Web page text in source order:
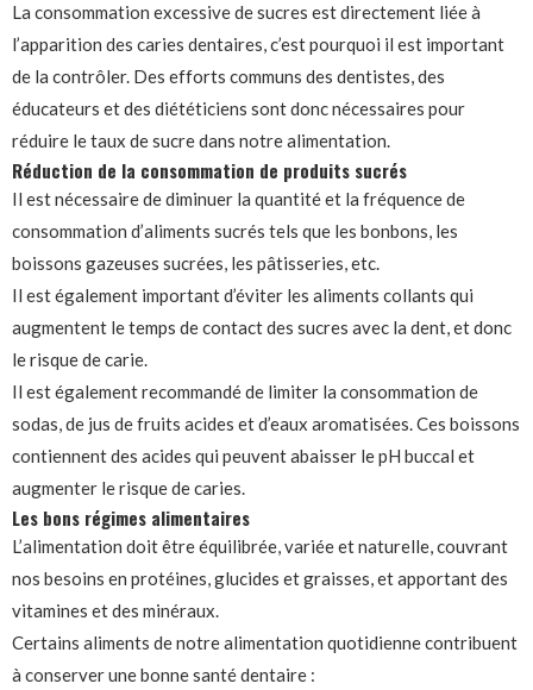
La consommation excessive de sucres est directement liée à
l’apparition des caries dentaires, c’est pourquoi il est important
de la contrôler. Des efforts communs des dentistes, des
éducateurs et des diététiciens sont donc nécessaires pour
réduire le taux de sucre dans notre alimentation.
Réduction de la consommation de produits sucrés
Il est nécessaire de diminuer la quantité et la fréquence de
consommation d’aliments sucrés tels que les bonbons, les
boissons gazeuses sucrées, les pâtisseries, etc.
Il est également important d’éviter les aliments collants qui
augmentent le temps de contact des sucres avec la dent, et donc
le risque de carie.
Il est également recommandé de limiter la consommation de
sodas, de jus de fruits acides et d’eaux aromatisées. Ces boissons
contiennent des acides qui peuvent abaisser le pH buccal et
augmenter le risque de caries.
Les bons régimes alimentaires
L’alimentation doit être équilibrée, variée et naturelle, couvrant
nos besoins en protéines, glucides et graisses, et apportant des
vitamines et des minéraux.
Certains aliments de notre alimentation quotidienne contribuent
à conserver une bonne santé dentaire :